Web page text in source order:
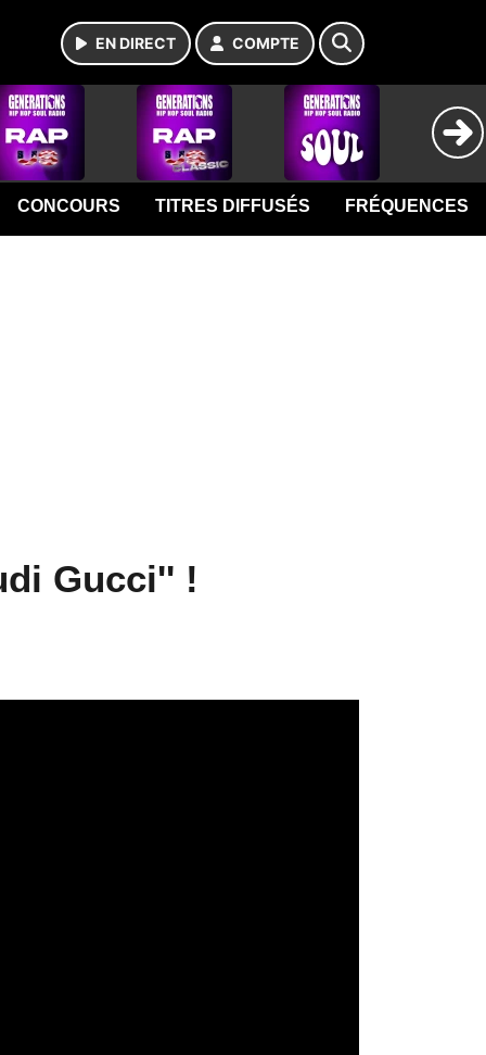
EN DIRECT COMPTE
CONCOURS TITRES DIFFUSÉS FRÉQUENCES
Gucci'' !